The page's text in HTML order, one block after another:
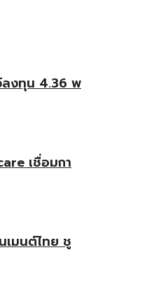
ลงทุน 4.36 พ
เชื่อมกา
เมนต์ไทย ชู